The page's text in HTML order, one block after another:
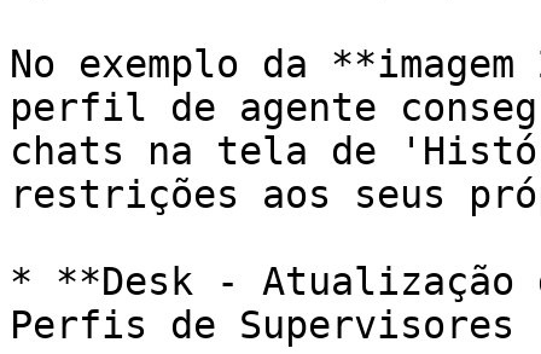
No exemplo da
perfil de agente
chats na tela de
restrições aos seus
* **Desk - Atualização
Perfis de Supervisores